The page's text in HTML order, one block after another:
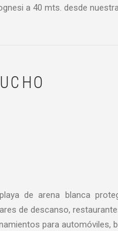
a 40 mts. desde
de arena blanca
de descanso,
para automóviles,